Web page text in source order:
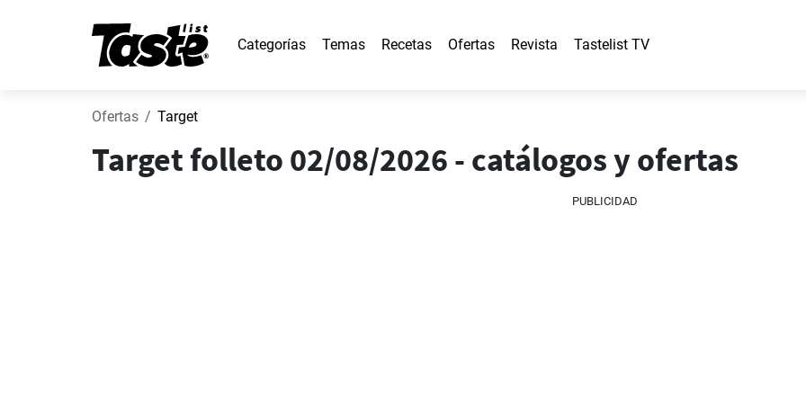
Categorías Temas Recetas Ofertas Revista Tastelist TV
Ofertas Target
Target folleto 02/08/2026 - catálogos y ofertas
PUBLICIDAD